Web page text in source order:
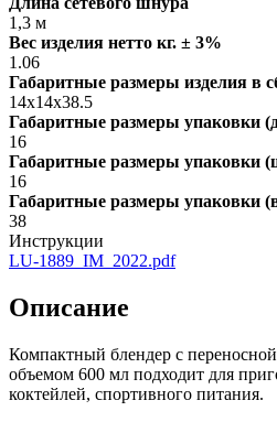
1,3 м
Вес изделия нетто кг. ± 3%
1.06
Габаритные размеры изделия в
14x14x38.5
Габаритные размеры упаковки
16
Габаритные размеры упаковки
16
Габаритные размеры упаковки
38
Инструкции
LU-1889_IM_2022.pdf
Описание
Компактный блендер с
объемом 600 мл подходит для
коктейлей, спортивного питания.